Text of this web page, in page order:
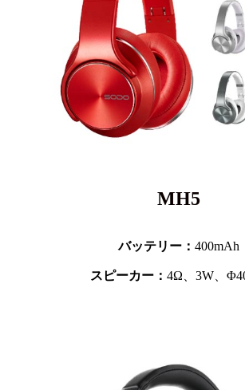
MH5
バッテリー： 400mAh
スピーカー： 4Ω、3W、